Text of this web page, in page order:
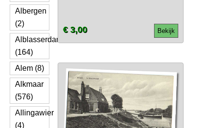
Albergen
(2)
Alblasserdam
(164)
Alem (8)
Alkmaar
(576)
Allingawier
(4)
Bekijk
€ 3,00